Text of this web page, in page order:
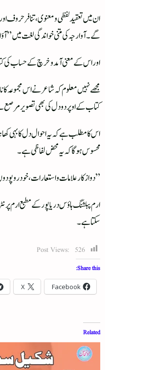
ان میں تعقید لفظی و معنوی، تنافر
گے۔آوارجہ کی متنی خواندگی لغت میں
اور اس کے معنی آمد و خرچ کے حساب کی
مجھے نہیں معلوم کہ شاعر نے اس مجموعہ
کتاب کے اوپر دو دل کی بھی تصویر
اس کا مطلب ہے کہ یہ احوال دل کا بہی
محسوس ہو گا کہ یہ محض لفاظی ہے۔
”دو از کار علامات و استعارات، خود رو
ارم پبلشنگ ہاؤس دریا پور کے مطبع ارم
سکتا ہے۔
Post Views: 526
Share this:
Facebook
X
Related